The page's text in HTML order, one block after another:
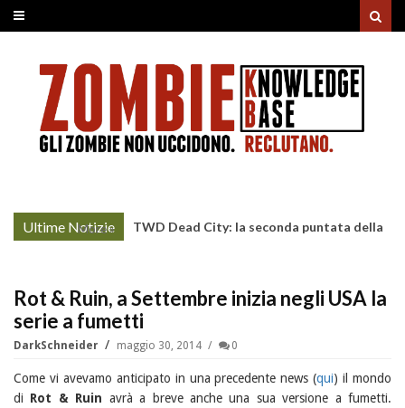
Ultime Notizie
More »
TWD Dead City: la seconda puntata della
Rot & Ruin, a Settembre inizia negli USA la
serie a fumetti
DarkSchneider maggio 30, 2014 0
Come vi avevamo anticipato in una precedente news (qui) il mondo
di Rot & Ruin avrà a breve anche una sua versione a fumetti.